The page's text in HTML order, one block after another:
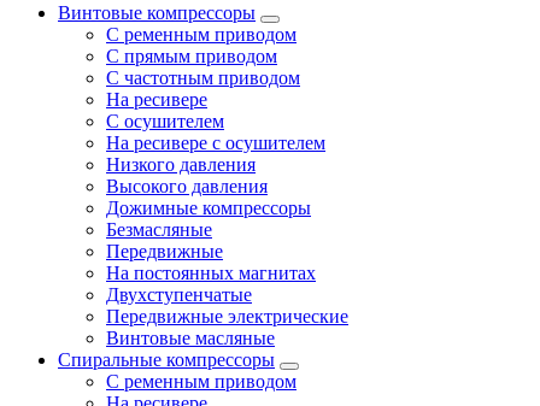
Винтовые компрессоры
С ременным приводом
С прямым приводом
С частотным приводом
На ресивере
С осушителем
На ресивере с осушителем
Низкого давления
Высокого давления
Дожимные компрессоры
Безмасляные
Передвижные
На постоянных магнитах
Двухступенчатые
Передвижные электрические
Винтовые масляные
Спиральные компрессоры
С ременным приводом